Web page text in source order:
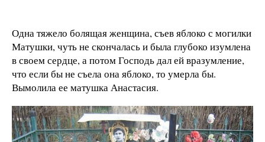
Одна тяжело болящая женщина, съев яблоко с могилки
Матушки, чуть не скончалась и была глубоко изумлена
в своем сердце, а потом Господь дал ей вразумление,
что если бы не съела она яблоко, то умерла бы.
Вымолила ее матушка Анастасия.